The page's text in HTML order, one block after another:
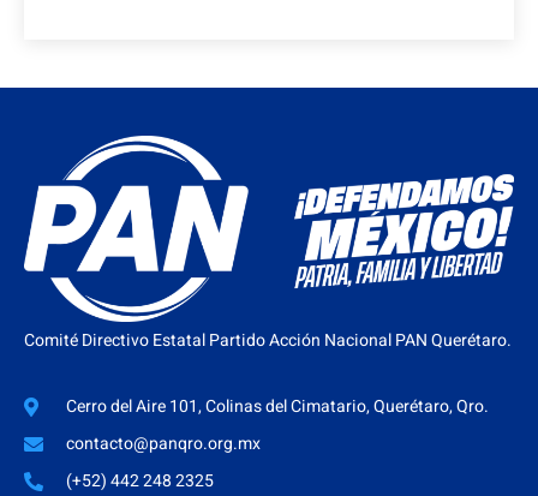
Comité Directivo Estatal Partido Acción Nacional PAN Querétaro.
Cerro del Aire 101, Colinas del Cimatario, Querétaro, Qro.
contacto@panqro.org.mx
(+52) 442 248 2325